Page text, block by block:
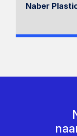
Naber